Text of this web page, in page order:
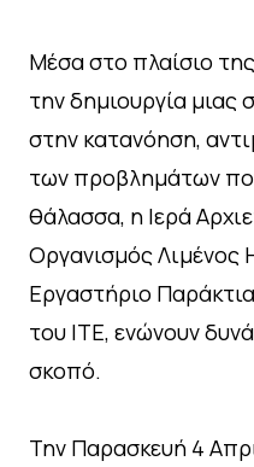
Μέσα στο πλαίσιο
την δημιουργία μιας
στην κατανόηση,
των προβλημάτων
θάλασσα, η Ιερά
Οργανισμός Λιμένος
Εργαστήριο
του ΙΤΕ, ενώνουν
σκοπό.
Την Παρασκευή 4